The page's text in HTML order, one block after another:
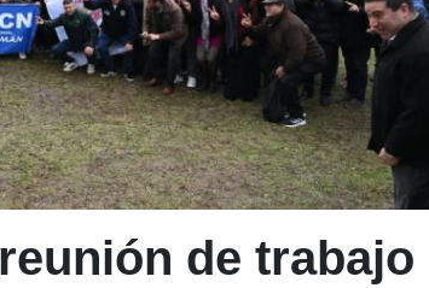
de trabajo